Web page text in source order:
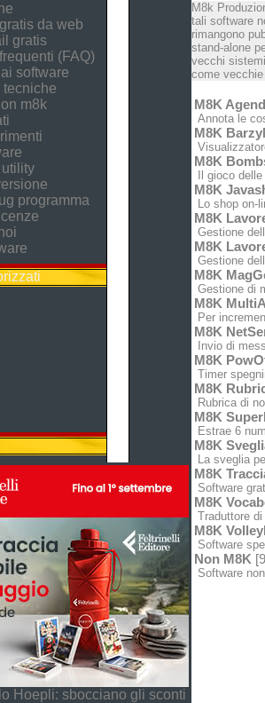
da web
gratis
(FAQ)
software
tecniche
m8k
programma
Hoepli: sbocciano gli sconti
M8k
tali software
rimangono
stand-alone
vecchi
come
M8K
Annota le
M8K
M8K
Il gioco
M8K
Lo shop on-
M8K
Gestione
M8K
Gestione
M8K
Gestione di
M8K
Per
M8K
Invio di
M8K
Timer
M8K
Rubrica di
M8K
Estrae 6
M8K
La sveglia
M8K
Software
M8K
Traduttore
M8K
Software
Non M8K
Software